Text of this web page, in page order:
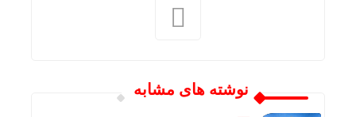
نوشته های مشابه